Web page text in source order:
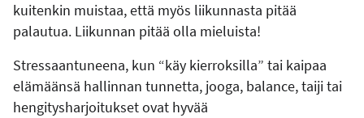
kuitenkin muistaa, että myös liikunnasta pitää
palautua. Liikunnan pitää olla mieluista!
Stressaantuneena, kun “käy kierroksilla” tai kaipaa
elämäänsä hallinnan tunnetta, jooga, balance, taiji tai
hengitysharjoitukset ovat hyvää